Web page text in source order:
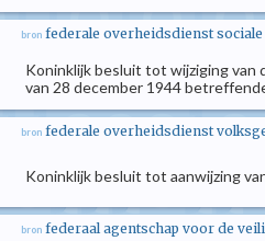
bron federale overheidsdienst
Koninklijk besluit tot wijziging van
van 28 december 1944
bron federale overheidsdienst
Koninklijk besluit tot aanwijzing
bron federaal agentschap voor de